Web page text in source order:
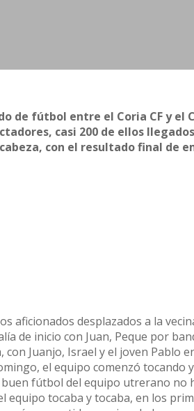
de fútbol entre el Coria CF y el
casi 200 de ellos
con el resultado final de
aficionados desplazados a la
de inicio con Juan, Peque por
Juanjo, Israel y el joven Pablo
el equipo comenzó tocando
fútbol del equipo utrerano no
equipo tocaba y tocaba, en los